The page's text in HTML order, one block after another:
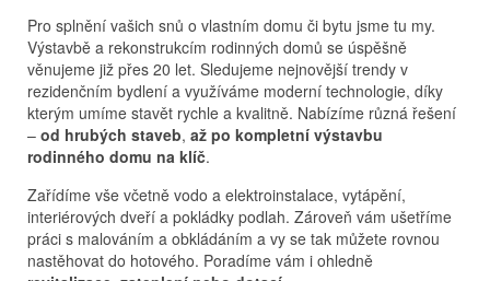
Pro splnění vašich snů o vlastním domu či bytu jsme tu my.
Výstavbě a rekonstrukcím rodinných domů se úspěšně
věnujeme již přes 20 let. Sledujeme nejnovější trendy v
rezidenčním bydlení a využíváme moderní technologie, díky
kterým umíme stavět rychle a kvalitně. Nabízíme různá řešení
– od hrubých staveb, až po kompletní výstavbu
rodinného domu na klíč.
Zařídíme vše včetně vodo a elektroinstalace, vytápění,
interiérových dveří a pokládky podlah. Zároveň vám ušetříme
práci s malováním a obkládáním a vy se tak můžete rovnou
nastěhovat do hotového. Poradíme vám i ohledně